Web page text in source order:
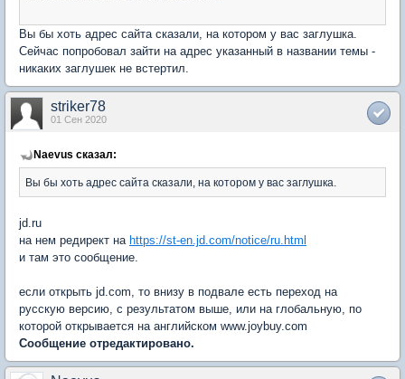
Вы бы хоть адрес сайта сказали, на котором у вас заглушка.
Сейчас попробовал зайти на адрес указанный в названии темы -
никаких заглушек не встертил.
striker78
01 Сен 2020
Naevus сказал:
Вы бы хоть адрес сайта сказали, на котором у вас заглушка.
jd.ru
на нем редирект на https://st-en.jd.com/notice/ru.html
и там это сообщение.
если открыть jd.com, то внизу в подвале есть переход на
русскую версию, с результатом выше, или на глобальную, по
которой открывается на английском www.joybuy.com
Сообщение отредактировано.